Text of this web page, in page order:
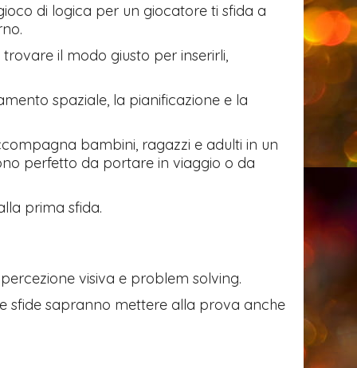
di logica per un giocatore ti sfida a
il modo giusto per inserirli,
spaziale, la pianificazione e la
bambini, ragazzi e adulti in un
perfetto da portare in viaggio o da
prima sfida.
visiva e problem solving.
sfide sapranno mettere alla prova anche